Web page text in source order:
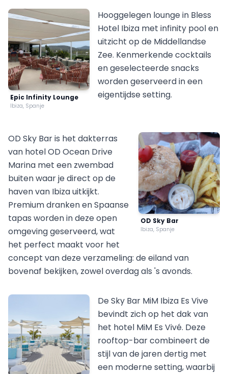
Epic Infinity Lounge
Ibiza, Spanje
Hooggelegen lounge in Bless
Hotel Ibiza met infinity pool en
uitzicht op de Middellandse
Zee. Kenmerkende cocktails
en geselecteerde snacks
worden geserveerd in een
eigentijdse setting.
OD Sky Bar
Ibiza, Spanje
OD Sky Bar is het dakterras
van hotel OD Ocean Drive
Marina met een zwembad
buiten waar je direct op de
haven van Ibiza uitkijkt.
Premium dranken en Spaanse
tapas worden in deze open
omgeving geserveerd, wat
het perfect maakt voor het
concept van deze verzameling: de eiland van
bovenaf bekijken, zowel overdag als 's avonds.
De Sky Bar MiM Ibiza Es Vive
bevindt zich op het dak van
het hotel MiM Es Vivé. Deze
rooftop-bar combineert de
stijl van de jaren dertig met
een moderne setting, waarbij